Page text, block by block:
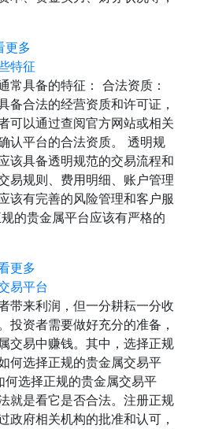
更多
特征
常具备的特征： 合法资质：
备合法的经营资质和许可证，
可以通过查阅官方网站或相关
认平台的合法资质。 透明规
该具备透明规范的交易流程和
易规则、费用明细、账户管理
该有完善的风险管理和客户服
的贵金属平台应该有严格的
更多
易平台
带来利润，但一分耕耘一分收
投资者需要做好充分的准备，
交易中赚钱。其中，选择正规
何选择正规的贵金属交易平
选择正规的贵金属交易平
就是看它是否合法。注册正规
政府相关机构的批准和认可，